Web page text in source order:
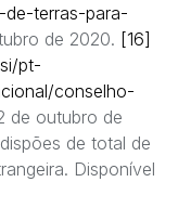
terras-para-
de 2020. [16]
pt-
conselho-
de outubro de
de total de
Disponível